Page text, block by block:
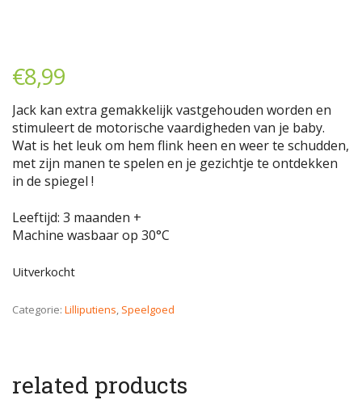
€8,99
Jack kan extra gemakkelijk vastgehouden worden en
stimuleert de motorische vaardigheden van je baby.
Wat is het leuk om hem flink heen en weer te schudden,
met zijn manen te spelen en je gezichtje te ontdekken
in de spiegel !
Leeftijd: 3 maanden +
Machine wasbaar op 30°C
Uitverkocht
Categorie: Lilliputiens, Speelgoed
related products